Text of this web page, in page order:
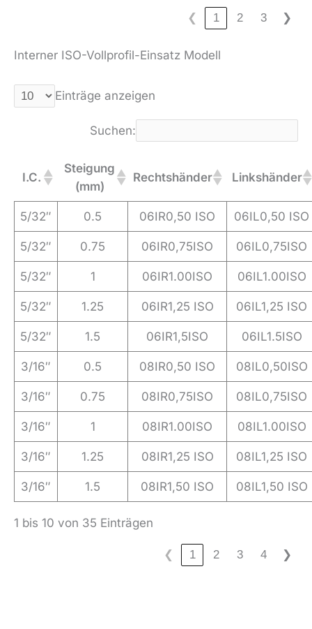
❮ 1 2 3 ❯
Interner ISO-Vollprofil-Einsatz Modell
Einträge anzeigen
Suchen:
I.C.
Steigung
(mm)
Rechtshänder Linkshänder
5/32″ 0.5 06IR0,50 ISO 06IL0,50 ISO
5/32″ 0.75 06IR0,75ISO 06IL0,75ISO
5/32″ 1 06IR1.00ISO 06IL1.00ISO
5/32″ 1.25 06IR1,25 ISO 06IL1,25 ISO
5/32″ 1.5 06IR1,5ISO 06IL1.5ISO
3/16″ 0.5 08IR0,50 ISO 08IL0,50ISO
3/16″ 0.75 08IR0,75ISO 08IL0,75ISO
3/16″ 1 08IR1.00ISO 08IL1.00ISO
3/16″ 1.25 08IR1,25 ISO 08IL1,25 ISO
3/16″ 1.5 08IR1,50 ISO 08IL1,50 ISO
1 bis 10 von 35 Einträgen
❮ 1 2 3 4 ❯